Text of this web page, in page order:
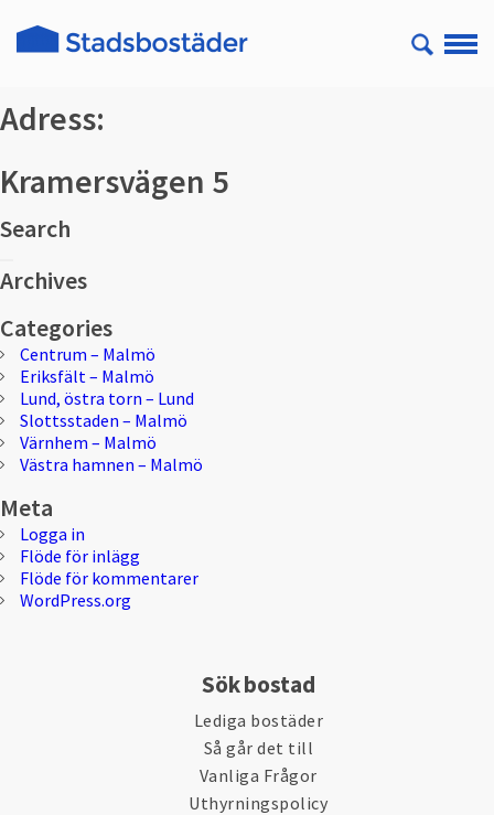
Adress:
Kramersvägen 5
Search
efter:
Archives
Categories
Centrum – Malmö
Eriksfält – Malmö
Lund, östra torn – Lund
Slottsstaden – Malmö
Värnhem – Malmö
Västra hamnen – Malmö
Meta
Logga in
Flöde för inlägg
Flöde för kommentarer
WordPress.org
Sök bostad
Lediga bostäder
Så går det till
Vanliga Frågor
Uthyrningspolicy